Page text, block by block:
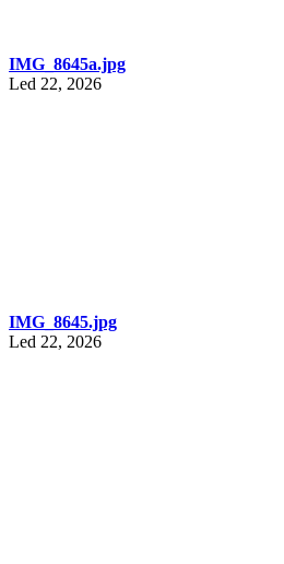
IMG_8645a.jpg
Led 22, 2026
IMG_8645.jpg
Led 22, 2026